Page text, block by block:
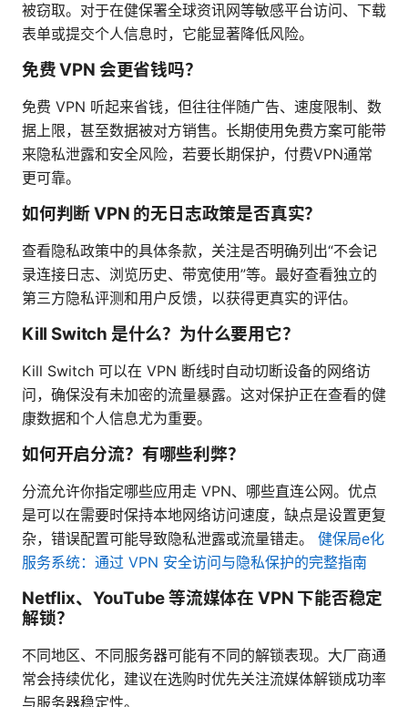
被窃取。对于在健保署全球资讯网等敏感平台访问、下载
表单或提交个人信息时，它能显著降低风险。
免费 VPN 会更省钱吗？
免费 VPN 听起来省钱，但往往伴随广告、速度限制、数
据上限，甚至数据被对方销售。长期使用免费方案可能带
来隐私泄露和安全风险，若要长期保护，付费VPN通常
更可靠。
如何判断 VPN 的无日志政策是否真实？
查看隐私政策中的具体条款，关注是否明确列出“不会记
录连接日志、浏览历史、带宽使用”等。最好查看独立的
第三方隐私评测和用户反馈，以获得更真实的评估。
Kill Switch 是什么？为什么要用它？
Kill Switch 可以在 VPN 断线时自动切断设备的网络访
问，确保没有未加密的流量暴露。这对保护正在查看的健
康数据和个人信息尤为重要。
如何开启分流？有哪些利弊？
分流允许你指定哪些应用走 VPN、哪些直连公网。优点
是可以在需要时保持本地网络访问速度，缺点是设置更复
杂，错误配置可能导致隐私泄露或流量错走。 健保局e化
服务系统：通过 VPN 安全访问与隐私保护的完整指南
Netflix、YouTube 等流媒体在 VPN 下能否稳定
解锁？
不同地区、不同服务器可能有不同的解锁表现。大厂商通
常会持续优化，建议在选购时优先关注流媒体解锁成功率
与服务器稳定性。